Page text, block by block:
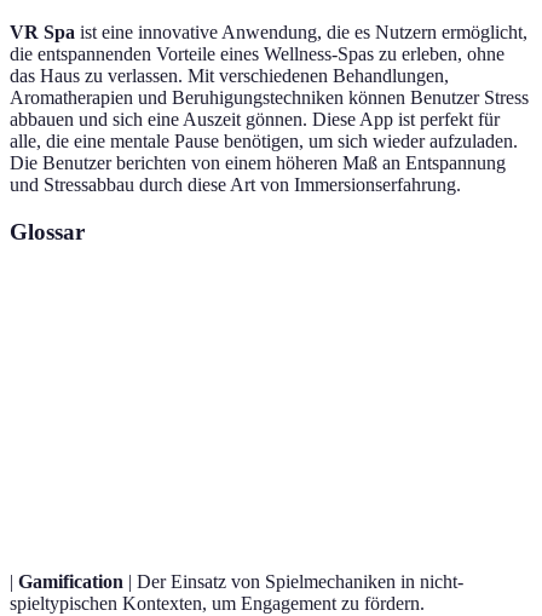
VR Spa ist eine innovative Anwendung, die es Nutzern ermöglicht,
die entspannenden Vorteile eines Wellness-Spas zu erleben, ohne
das Haus zu verlassen. Mit verschiedenen Behandlungen,
Aromatherapien und Beruhigungstechniken können Benutzer Stress
abbauen und sich eine Auszeit gönnen. Diese App ist perfekt für
alle, die eine mentale Pause benötigen, um sich wieder aufzuladen.
Die Benutzer berichten von einem höheren Maß an Entspannung
und Stressabbau durch diese Art von Immersionserfahrung.
Glossar
| Gamification | Der Einsatz von Spielmechaniken in nicht-
spieltypischen Kontexten, um Engagement zu fördern.